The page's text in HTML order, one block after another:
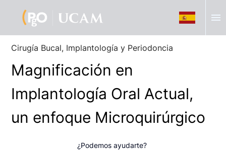
menu
Cirugía Bucal, Implantología y Periodoncia
Magnificación en
Implantología Oral Actual,
un enfoque Microquirúrgico
¿Podemos ayudarte?